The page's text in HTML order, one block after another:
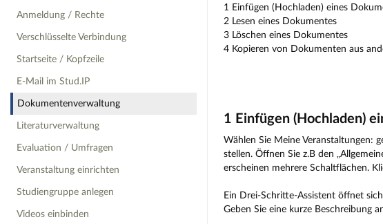
Anmeldung / Rechte
Verschlüsselte Verbindung
Startseite / Kopfzeile
E-Mail im Stud.IP
Dokumentenverwaltung
Literaturverwaltung
Evaluation / Umfragen
Veranstaltung einrichten
Studiengruppe anlegen
Videos einbinden
1 Einfügen (Hochladen) eines
2 Lesen eines Dokumentes
3 Löschen eines Dokumentes
4 Kopieren von Dokumenten aus
1 Einfügen (Hochladen)
Wählen Sie Meine Veranstaltungen:
stellen. Öffnen Sie z.B den
erscheinen mehrere Schaltflächen.
Ein Drei-Schritte-Assistent öffnet
Geben Sie eine kurze Beschreibung